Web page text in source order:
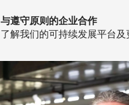
与遵守原则的企业合作
了解我们的可持续发展平台及